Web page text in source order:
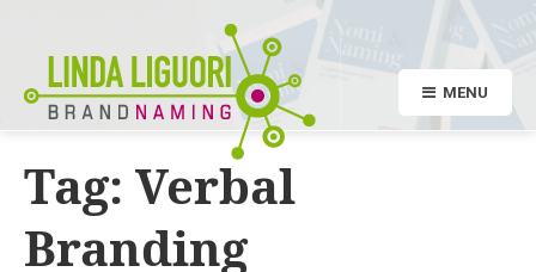
MENU
Tag: Verbal
Branding